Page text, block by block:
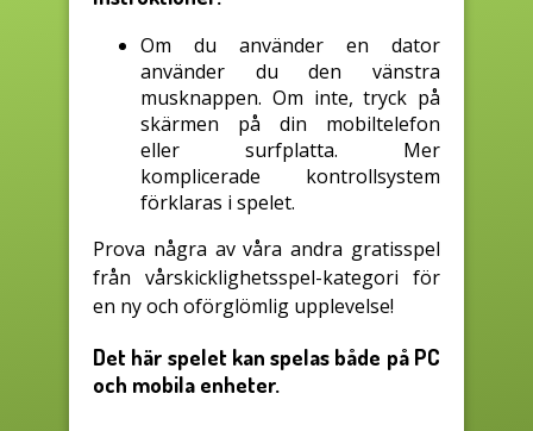
Om du använder en dator
använder du den vänstra
musknappen. Om inte, tryck på
skärmen på din mobiltelefon
eller surfplatta. Mer
komplicerade kontrollsystem
förklaras i spelet.
Prova några av våra andra gratisspel
från vårskicklighetsspel-kategori för
en ny och oförglömlig upplevelse!
Det här spelet kan spelas både på PC
och mobila enheter.